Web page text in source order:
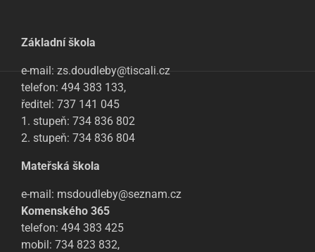
Základní škola
e-mail: zs.doudleby@tiscali.cz
telefon: 494 383 133,
ředitel: 737 141 045
1. stupeň: 734 836 802
2. stupeň: 734 836 804
Mateřská škola
e-mail: msdoudleby@seznam.cz
Komenského 365
telefon: 494 383 425
mobil: 734 823 832,